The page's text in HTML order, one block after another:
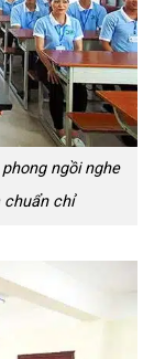
ngồi nghe
chuẩn chỉ